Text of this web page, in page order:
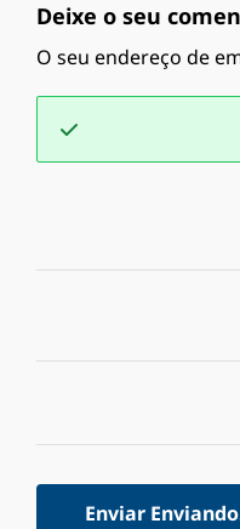
Deixe o seu
O seu endereço de
Enviar